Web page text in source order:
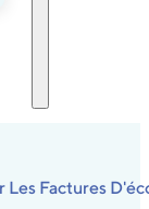
Les Factures